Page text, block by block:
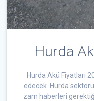
Hurda
Hurda Akü Fiyatları
edecek. Hurda
zam haberleri